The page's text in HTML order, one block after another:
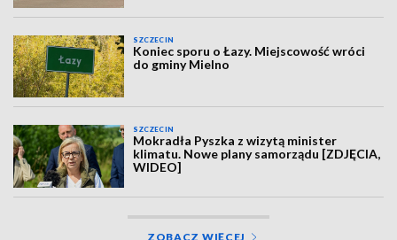
SZCZECIN
Koniec sporu o Łazy. Miejscowość wróci
do gminy Mielno
SZCZECIN
Mokradła Pyszka z wizytą minister
klimatu. Nowe plany samorządu [ZDJĘCIA,
WIDEO]
ZOBACZ WIĘCEJ